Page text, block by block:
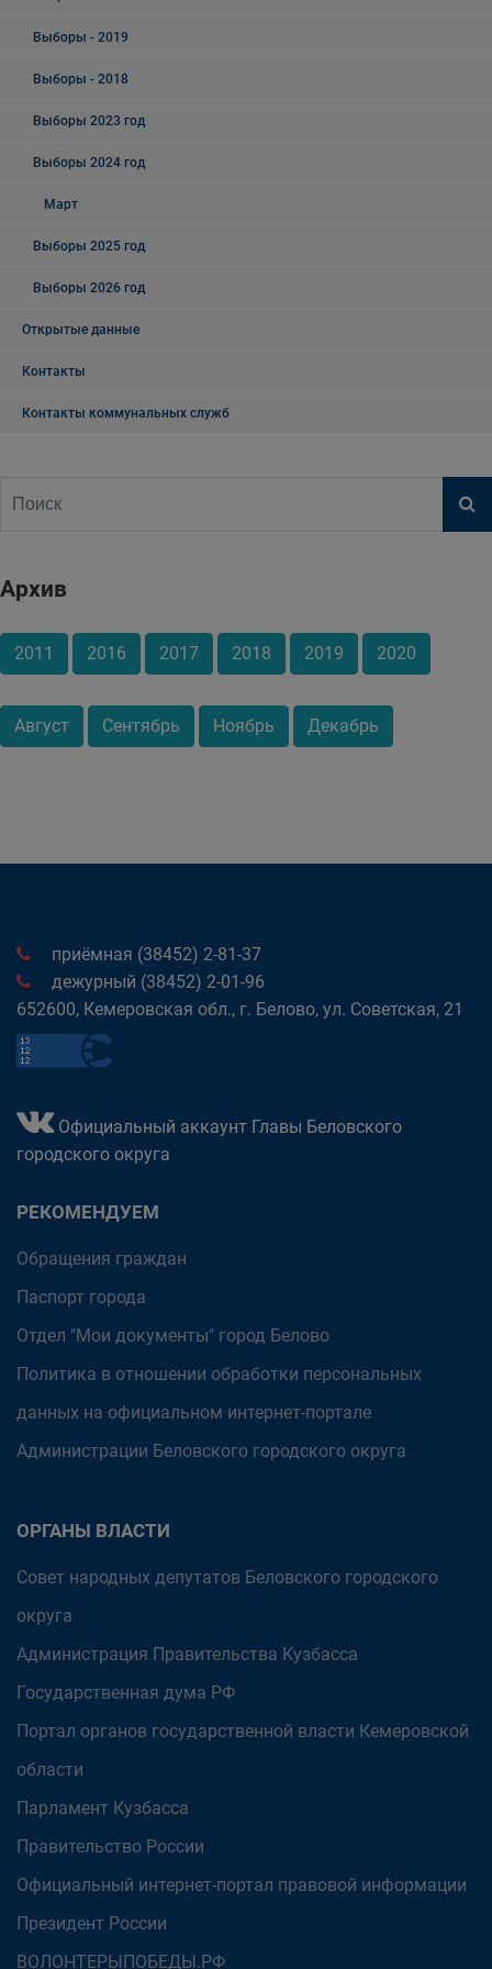
Выборы - 2019
Выборы - 2018
Выборы 2023 год
Выборы 2024 год
Март
Выборы 2025 год
Выборы 2026 год
Открытые данные
Контакты
Контакты коммунальных служб
Архив
2011 2016 2017 2018 2019 2020
Август Сентябрь Ноябрь Декабрь
приёмная (38452) 2-81-37
дежурный (38452) 2-01-96
652600, Кемеровская обл., г. Белово, ул. Советская, 21
Официальный аккаунт Главы Беловского
городского округа
РЕКОМЕНДУЕМ
Обращения граждан
Паспорт города
Отдел "Мои документы" город Белово
Политика в отношении обработки персональных
данных на официальном интернет-портале
Администрации Беловского городского округа
ОРГАНЫ ВЛАСТИ
Совет народных депутатов Беловского городского
округа
Администрация Правительства Кузбасса
Государственная дума РФ
Портал органов государственной власти Кемеровской
области
Парламент Кузбасса
Правительство России
Официальный интернет-портал правовой информации
Президент России
ВОЛОНТЕРЫПОБЕДЫ.РФ